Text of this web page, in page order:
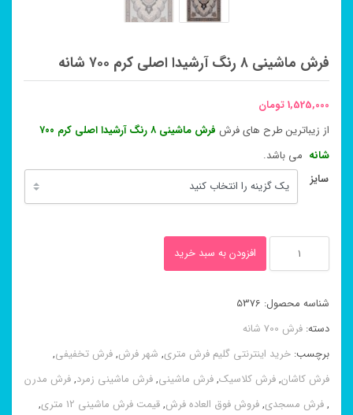
فرش ماشینی ۸ رنگ آرشیدا اصلی کرم ۷۰۰ شانه
1,525,000تومان
از زیباترین طرح های فرش
فرش ماشینی ۸ رنگ آرشیدا اصلی کرم ۷۰۰
شانه می باشد.
سایز
ماشینی
۸
رنگ
آرشیدا
اصلی
کرم
افزودن به سبد خرید
شناسه محصول: 5376
دسته: فرش 700 شانه
برچسب: خرید اینترنتی گلیم فرش متری, شهر فرش,فرش تخفیفی,
فرش کاشان,فرش کلاسیک,فرش ماشینی,فرش ماشینی زمرد,فرش مدرن
,فرش مسجدی,فروش فوق العاده فرش,قیمت فرش ماشینی 12 متری
,